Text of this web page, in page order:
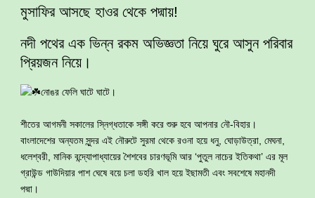
মুসাফির আসছে হাওর থেকে পদ্মায়!
নদী পথের এক ভিন্ন রকম অভিজ্ঞতা নিয়ে ঘুরে আসুন পরিবার
প্রিয়জন নিয়ে।
নোঙর ফেলি ঘাটে ঘাটে।
শীতের আগমনী সকালের স্নিগ্ধতাকে সঙ্গী করে শুরু হবে আপনার নৌ-বিহার।
বাংলাদেশের অন্যতম সুন্দর এই নৌরুটে সুরমা থেকে রওনা হয়ে ধনু, ঘোড়াউত্রা, মেঘনা,
ধলেশ্বরী, মানিক বন্দ্যোপাধ্যায়ের শৈশবের চারণভূমি আর ‘পুতুল নাচের ইতিকথা’ এর মূল
গ্রাউন্ড গাউদিয়ার পাশ ঘেষে বয়ে চলা ডহরি খাল হয়ে ইছামতী এবং সবশেষে মহানদী
পদ্মা।